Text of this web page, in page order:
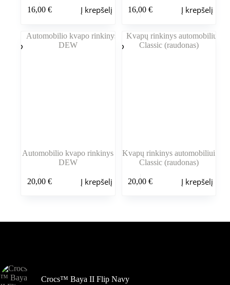
16,00 € Į krepšelį 16,00€ Į krepšelį
Automobilio kvapo rinkinys
DEW
20,00 € Į krepšelį
Kvapų rinkinys automobiliui
Classic (raudonas)
20,00€ Į krepšelį
Crocs™ Baya II Flip Navy